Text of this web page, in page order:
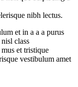
nibh lectus.
et in a a a purus
class
et tristique
vestibulum amet